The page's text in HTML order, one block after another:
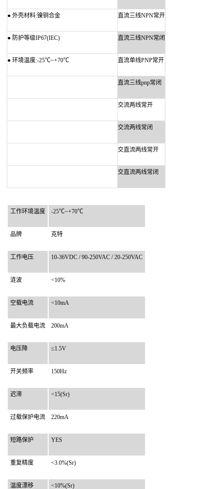
● 外壳材料:镍铜合金 直流三线NPN常开
● 防护等级IP67(IEC) 直流三线NPN常闭
● 环境温度:-25℃~+70℃ 直流单线PNP常开
直流三线pnp常闭
交流两线常开
交流两线常闭
交直流两线常开
交直流两线常闭
工作环境温度 -25℃~+70℃
品牌 克特
工作电压 10-36VDC / 90-250VAC / 20-250VAC
涟波 <10%
空载电流 <10mA
最大负载电流 200mA
电压降 ≤1.5V
开关频率 150Hz
迟滞 <15(Sr)
过载保护电流 220mA
短路保护 YES
重复精度 <3.0%(Sr)
温度漂移 <10%(Sr)